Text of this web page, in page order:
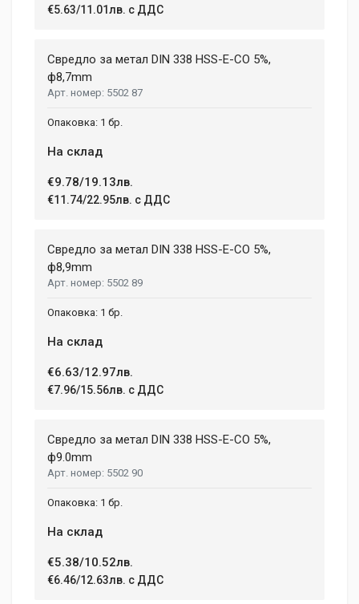
€5.63/11.01лв. с ДДС
Свредло за метал DIN 338 HSS-E-CO 5%,
ф8,7mm
5502 87
1 бр.
На склад
€9.78/19.13лв.
€11.74/22.95лв. с ДДС
Свредло за метал DIN 338 HSS-E-CO 5%,
ф8,9mm
5502 89
1 бр.
На склад
€6.63/12.97лв.
€7.96/15.56лв. с ДДС
Свредло за метал DIN 338 HSS-E-CO 5%,
ф9.0mm
5502 90
1 бр.
На склад
€5.38/10.52лв.
€6.46/12.63лв. с ДДС